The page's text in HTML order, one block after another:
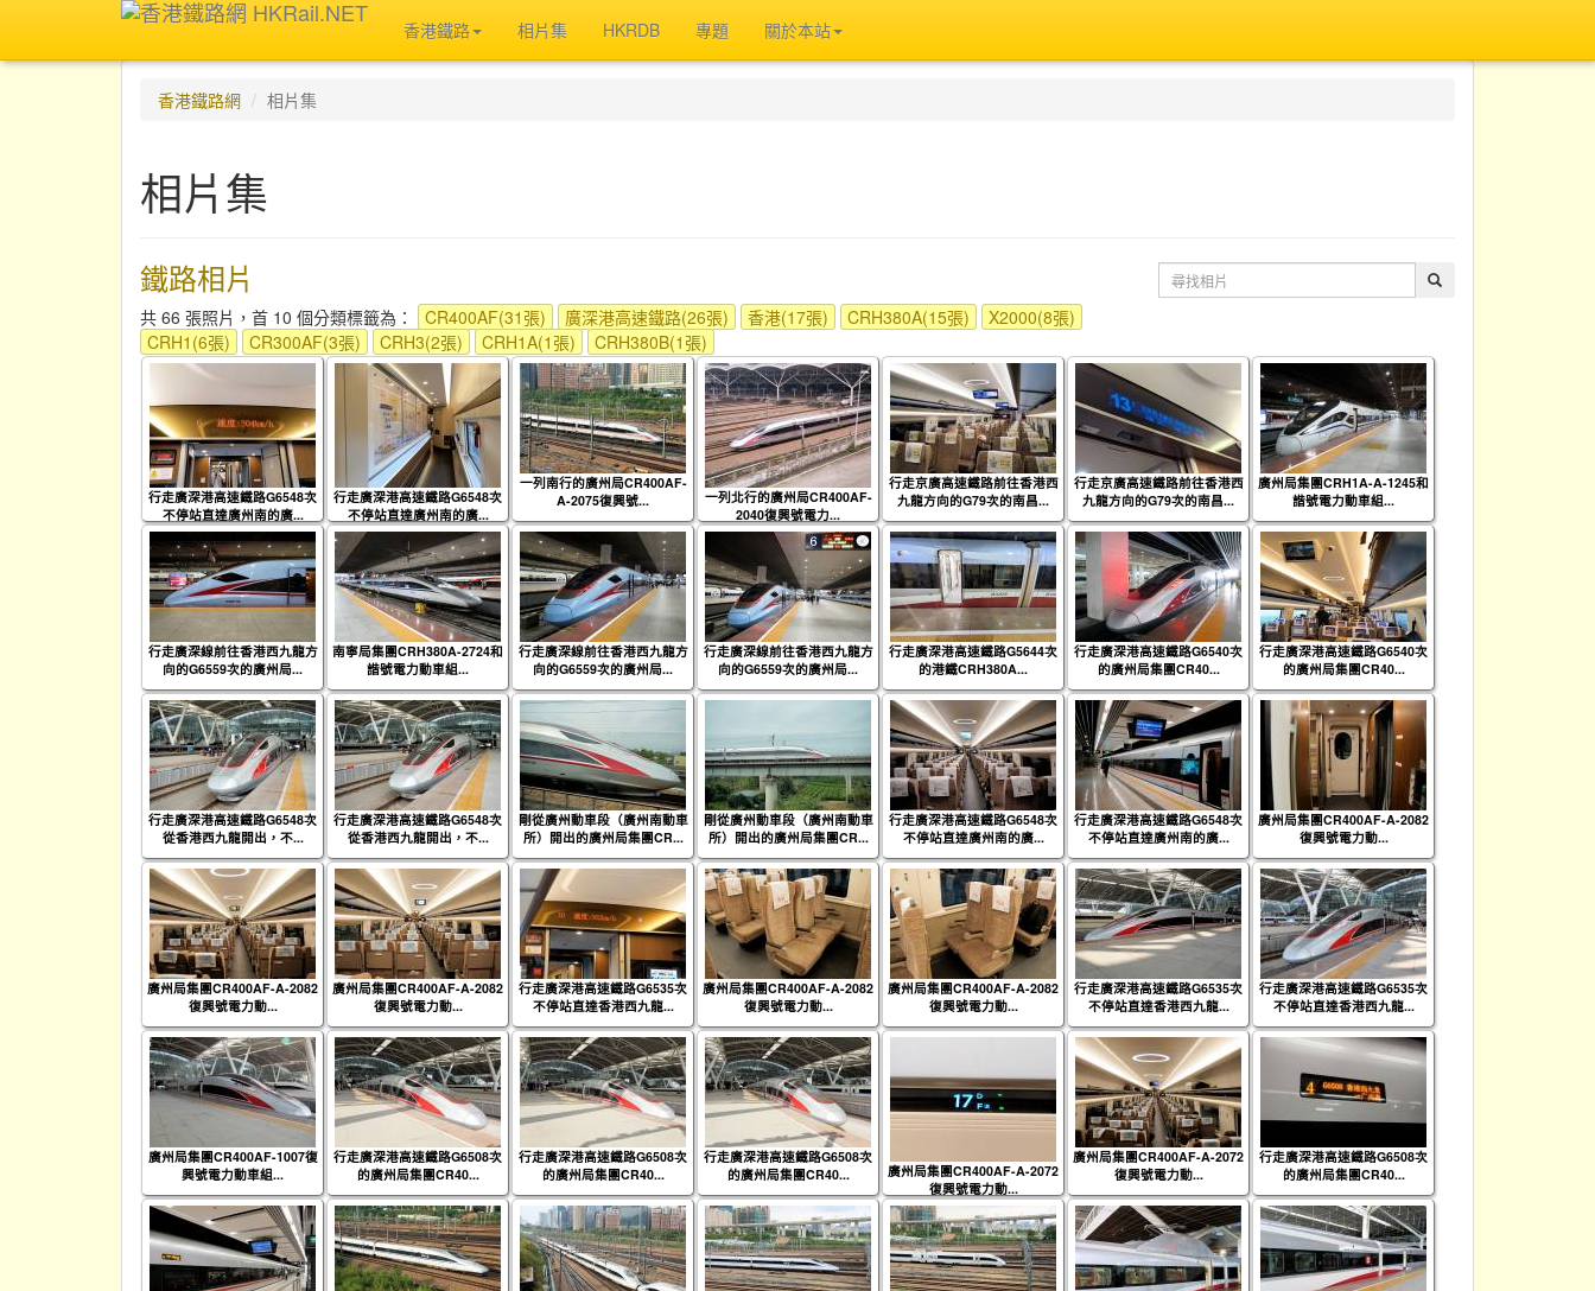
香港鐵路 相片集 HKRDB 專題 關於本站
香港鐵路網 相片集
相片集
鐵路相片
共 66 張照片，首 10 個分類標籤為： CR400AF(31張) 廣深港高速鐵路(26張) 香港(17張) CRH380A(15張)
X2000(8張)
CRH1(6張)
CR300AF(3張) CRH3(2張) CRH1A(1張) CRH380B(1張)
行走廣深港高速鐵路G6548次
不停站直達廣州南的廣...
行走廣深港高速鐵路G6548次
不停站直達廣州南的廣...
一列南行的廣州局CR400AF-
A-2075復興號...
一列北行的廣州局CR400AF-
2040復興號電力...
行走京廣高速鐵路前往香港西
九龍方向的G79次的南昌...
行走京廣高速鐵路前往香港西
九龍方向的G79次的南昌...
廣州局集團CRH1A-A-1245和
諧號電力動車組...
行走廣深線前往香港西九龍方
向的G6559次的廣州局...
南寧局集團CRH380A-2724和
諧號電力動車組...
行走廣深線前往香港西九龍方
向的G6559次的廣州局...
行走廣深線前往香港西九龍方
向的G6559次的廣州局...
行走廣深港高速鐵路G5644次
的港鐵CRH380A...
行走廣深港高速鐵路G6540次
的廣州局集團CR40...
行走廣深港高速鐵路G6540次
的廣州局集團CR40...
行走廣深港高速鐵路G6548次
從香港西九龍開出，不...
行走廣深港高速鐵路G6548次
從香港西九龍開出，不...
剛從廣州動車段（廣州南動車
所）開出的廣州局集團CR...
剛從廣州動車段（廣州南動車
所）開出的廣州局集團CR...
行走廣深港高速鐵路G6548次
不停站直達廣州南的廣...
行走廣深港高速鐵路G6548次
不停站直達廣州南的廣...
廣州局集團CR400AF-A-2082
復興號電力動...
廣州局集團CR400AF-A-2082
復興號電力動...
廣州局集團CR400AF-A-2082
復興號電力動...
行走廣深港高速鐵路G6535次
不停站直達香港西九龍...
廣州局集團CR400AF-A-2082
復興號電力動...
廣州局集團CR400AF-A-2082
復興號電力動...
行走廣深港高速鐵路G6535次
不停站直達香港西九龍...
行走廣深港高速鐵路G6535次
不停站直達香港西九龍...
廣州局集團CR400AF-1007復
興號電力動車組...
行走廣深港高速鐵路G6508次
的廣州局集團CR40...
行走廣深港高速鐵路G6508次
的廣州局集團CR40...
行走廣深港高速鐵路G6508次
的廣州局集團CR40...
廣州局集團CR400AF-A-2072
復興號電力動...
廣州局集團CR400AF-A-2072
復興號電力動...
行走廣深港高速鐵路G6508次
的廣州局集團CR40...